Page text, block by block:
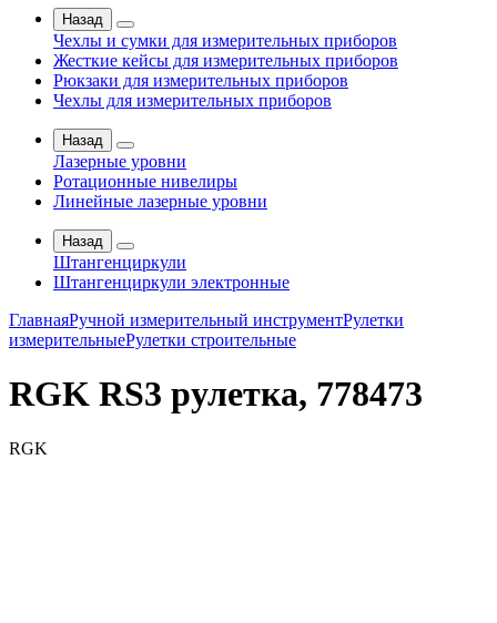
Назад
Чехлы и сумки для измерительных приборов
Жесткие кейсы для измерительных приборов
Рюкзаки для измерительных приборов
Чехлы для измерительных приборов
Назад
Лазерные уровни
Ротационные нивелиры
Линейные лазерные уровни
Назад
Штангенциркули
Штангенциркули электронные
ГлавнаяРучной измерительный инструментРулетки
измерительныеРулетки строительные
RGK RS3 рулетка, 778473
RGK